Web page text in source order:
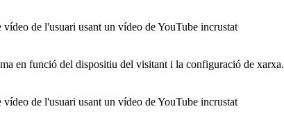
de l'usuari usant un vídeo de YouTube incrustat
en funció del dispositiu del visitant i la configuració de xarxa.
de l'usuari usant un vídeo de YouTube incrustat